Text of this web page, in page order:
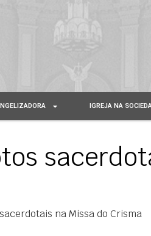
IGREJA NA
na Missa do Crisma